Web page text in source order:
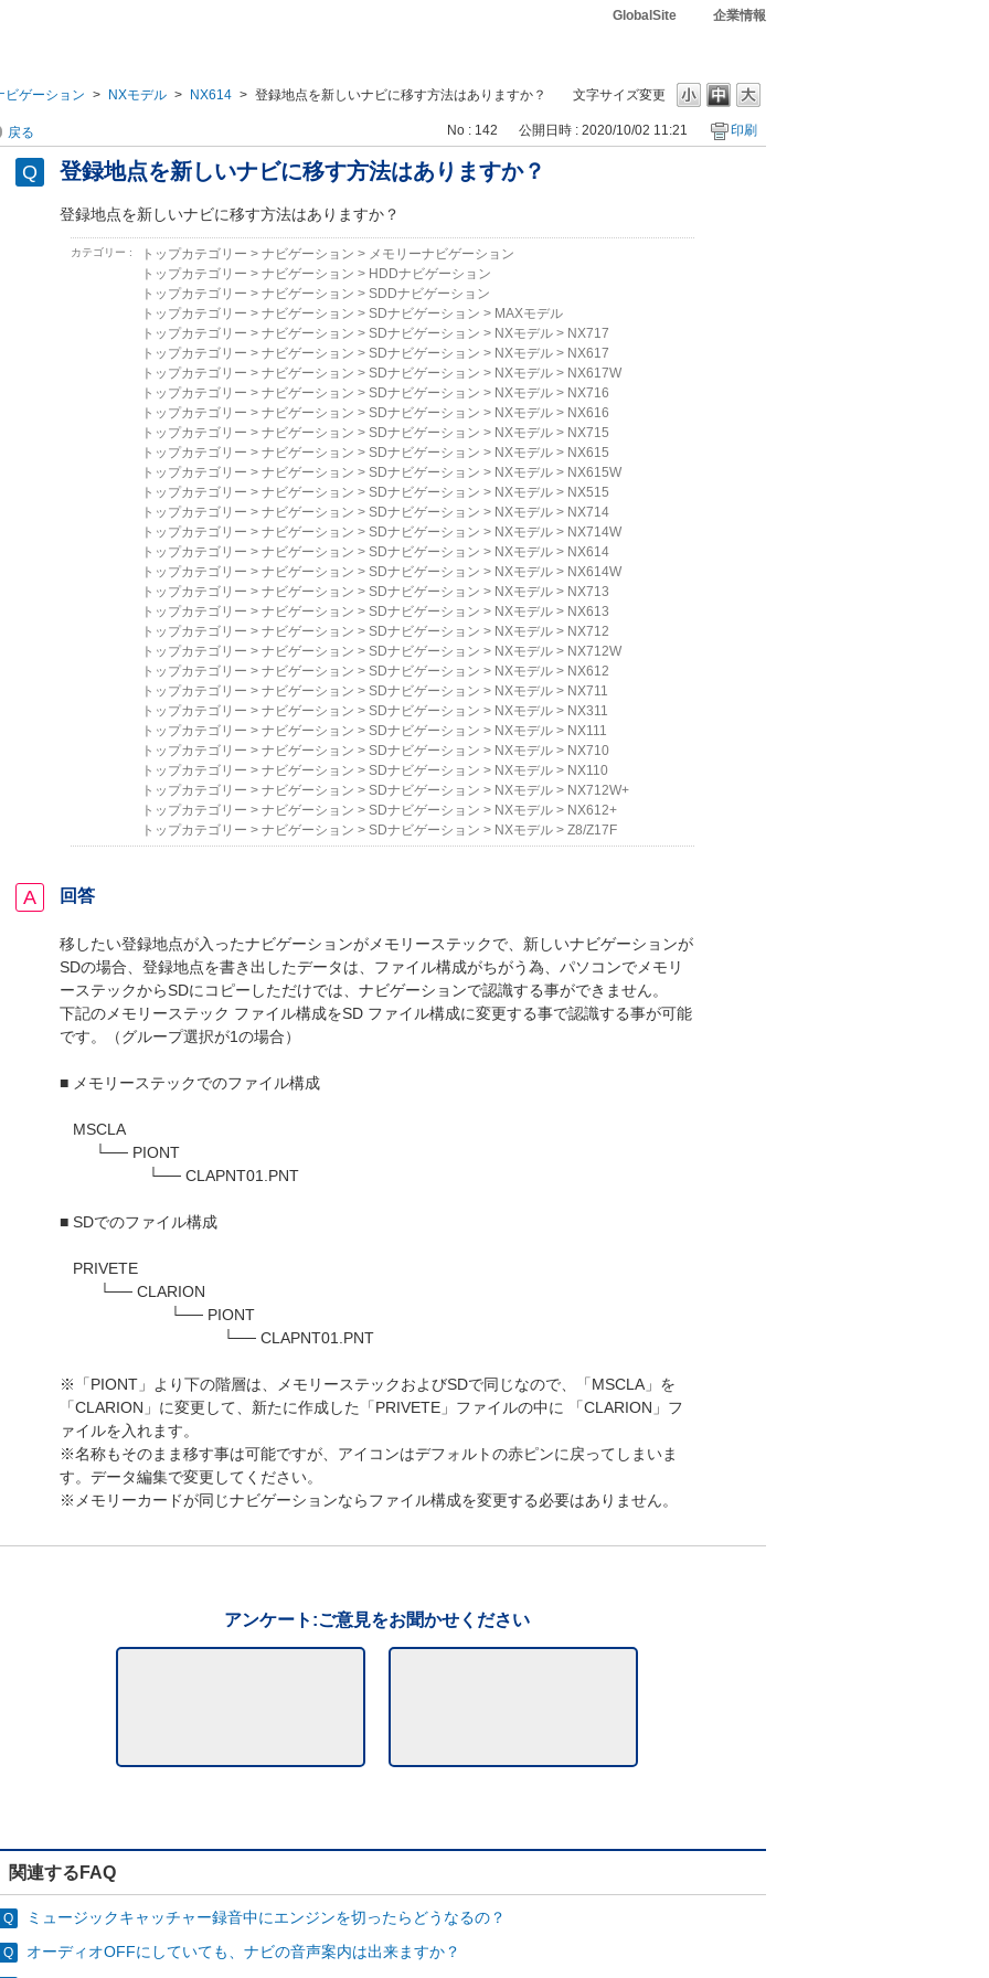
GlobalSite 企業情報
文字サイズ変更
ビゲーション > NXモデル > NX614 > 登録地点を新しいナビに移す方法はありますか？
戻る No : 142 公開日時 : 2020/10/02 11:21 印刷
登録地点を新しいナビに移す方法はありますか？
登録地点を新しいナビに移す方法はありますか？
カテゴリー : トップカテゴリー > ナビゲーション > メモリーナビゲーション
トップカテゴリー > ナビゲーション > HDDナビゲーション
トップカテゴリー > ナビゲーション > SDDナビゲーション
トップカテゴリー > ナビゲーション > SDナビゲーション > MAXモデル
トップカテゴリー > ナビゲーション > SDナビゲーション > NXモデル > NX717
トップカテゴリー > ナビゲーション > SDナビゲーション > NXモデル > NX617
トップカテゴリー > ナビゲーション > SDナビゲーション > NXモデル > NX617W
トップカテゴリー > ナビゲーション > SDナビゲーション > NXモデル > NX716
トップカテゴリー > ナビゲーション > SDナビゲーション > NXモデル > NX616
トップカテゴリー > ナビゲーション > SDナビゲーション > NXモデル > NX715
トップカテゴリー > ナビゲーション > SDナビゲーション > NXモデル > NX615
トップカテゴリー > ナビゲーション > SDナビゲーション > NXモデル > NX615W
トップカテゴリー > ナビゲーション > SDナビゲーション > NXモデル > NX515
トップカテゴリー > ナビゲーション > SDナビゲーション > NXモデル > NX714
トップカテゴリー > ナビゲーション > SDナビゲーション > NXモデル > NX714W
トップカテゴリー > ナビゲーション > SDナビゲーション > NXモデル > NX614
トップカテゴリー > ナビゲーション > SDナビゲーション > NXモデル > NX614W
トップカテゴリー > ナビゲーション > SDナビゲーション > NXモデル > NX713
トップカテゴリー > ナビゲーション > SDナビゲーション > NXモデル > NX613
トップカテゴリー > ナビゲーション > SDナビゲーション > NXモデル > NX712
トップカテゴリー > ナビゲーション > SDナビゲーション > NXモデル > NX712W
トップカテゴリー > ナビゲーション > SDナビゲーション > NXモデル > NX612
トップカテゴリー > ナビゲーション > SDナビゲーション > NXモデル > NX711
トップカテゴリー > ナビゲーション > SDナビゲーション > NXモデル > NX311
トップカテゴリー > ナビゲーション > SDナビゲーション > NXモデル > NX111
トップカテゴリー > ナビゲーション > SDナビゲーション > NXモデル > NX710
トップカテゴリー > ナビゲーション > SDナビゲーション > NXモデル > NX110
トップカテゴリー > ナビゲーション > SDナビゲーション > NXモデル > NX712W+
トップカテゴリー > ナビゲーション > SDナビゲーション > NXモデル > NX612+
トップカテゴリー > ナビゲーション > SDナビゲーション > NXモデル > Z8/Z17F
回答
移したい登録地点が入ったナビゲーションがメモリーステックで、新しいナビゲーションが
SDの場合、登録地点を書き出したデータは、ファイル構成がちがう為、パソコンでメモリ
ーステックからSDにコピーしただけでは、ナビゲーションで認識する事ができません。
下記のメモリーステック ファイル構成をSD ファイル構成に変更する事で認識する事が可能
です。（グループ選択が1の場合）
■ メモリーステックでのファイル構成
MSCLA
└── PIONT
└── CLAPNT01.PNT
■ SDでのファイル構成
PRIVETE
└── CLARION
└── PIONT
└── CLAPNT01.PNT
※「PIONT」より下の階層は、メモリーステックおよびSDで同じなので、「MSCLA」を
「CLARION」に変更して、新たに作成した「PRIVETE」ファイルの中に 「CLARION」フ
ァイルを入れます。
※名称もそのまま移す事は可能ですが、アイコンはデフォルトの赤ピンに戻ってしまいま
す。データ編集で変更してください。
※メモリーカードが同じナビゲーションならファイル構成を変更する必要はありません。
アンケート:ご意見をお聞かせください
関連するFAQ
ミュージックキャッチャー録音中にエンジンを切ったらどうなるの？
オーディオOFFにしていても、ナビの音声案内は出来ますか？